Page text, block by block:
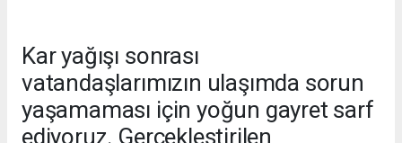
Kar yağışı sonrası
vatandaşlarımızın ulaşımda sorun
yaşamaması için yoğun gayret sarf
ediyoruz. Gerçekleştirilen